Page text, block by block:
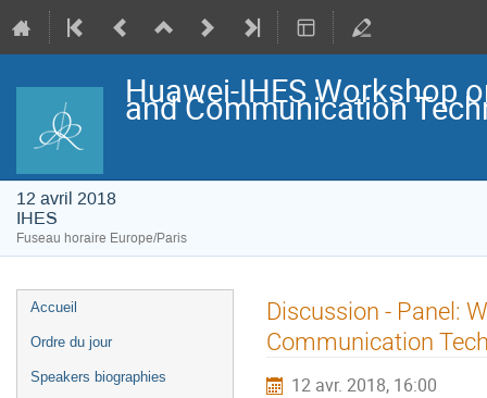
Huawei-IHES Workshop
and Communication
12 avril 2018
IHES
Fuseau horaire Europe/Paris
Menu
de
l'événement
Accueil
Ordre du jour
Speakers biographies
Discussion - Panel:
Communication
12 avr. 2018, 16:00